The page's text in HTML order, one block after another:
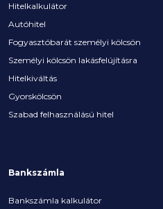
Hitelkalkulátor
Autóhitel
Fogyasztóbarát személyi kölcsön
Személyi kölcsön lakásfelújításra
Hitelkiváltás
Gyorskölcsön
Szabad felhasználású hitel
Bankszámla
Bankszámla kalkulátor